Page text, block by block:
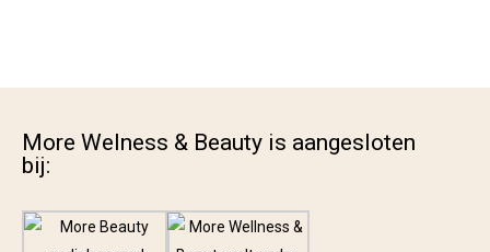
More Welness & Beauty is aangesloten
bij: